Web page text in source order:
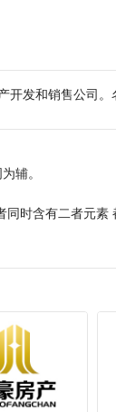
开发和销售公司
辅。
时含有二者元素